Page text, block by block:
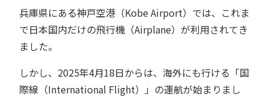
兵庫県にある神戸空港（Kobe Airport）では、これま
で日本国内だけの飛行機（Airplane）が利用されてき
ました。
しかし、2025年4月18日からは、海外にも行ける「国
際線（International Flight）」の運航が始まりまし